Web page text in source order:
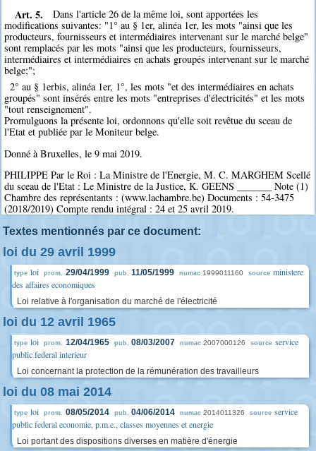
Art. 5.
Dans l'article 26 de la même loi, sont apportées les
modifications suivantes: "1° au § 1er, alinéa 1er, les mots "ainsi que les
producteurs, fournisseurs et intermédiaires intervenant sur le marché belge"
sont remplacés par les mots "ainsi que les producteurs, fournisseurs,
intermédiaires et intermédiaires en achats groupés intervenant sur le marché
belge;";
2° au § 1erbis, alinéa 1er, 1°, les mots "et des intermédiaires en achats
groupés" sont insérés entre les mots "entreprises d'électricités" et les mots
"tout renseignement".
Promulguons la présente loi, ordonnons qu'elle soit revêtue du sceau de
l'Etat et publiée par le Moniteur belge.
Donné à Bruxelles, le 9 mai 2019.
PHILIPPE Par le Roi : La Ministre de l'Energie, M. C. MARGHEM Scellé
du sceau de l'Etat : Le Ministre de la Justice, K. GEENS _______ Note (1)
Chambre des représentants : (www.lachambre.be) Documents : 54-3475
(2018/2019) Compte rendu intégral : 24 et 25 avril 2019.
Textes mentionnés par ce document:
loi du 29 avril 1999
type loi prom. 29/04/1999 pub. 11/05/1999 numac 1999011160 source ministere
des affaires economiques
Loi relative à l'organisation du marché de l'électricité
loi du 12 avril 1965
type loi prom. 12/04/1965 pub. 08/03/2007 numac 2007000126 source service
public federal interieur
Loi concernant la protection de la rémunération des travailleurs
loi du 08 mai 2014
type loi prom. 08/05/2014 pub. 04/06/2014 numac 2014011326 source service
public federal economie, p.m.e., classes moyennes et energie
Loi portant des dispositions diverses en matière d'énergie